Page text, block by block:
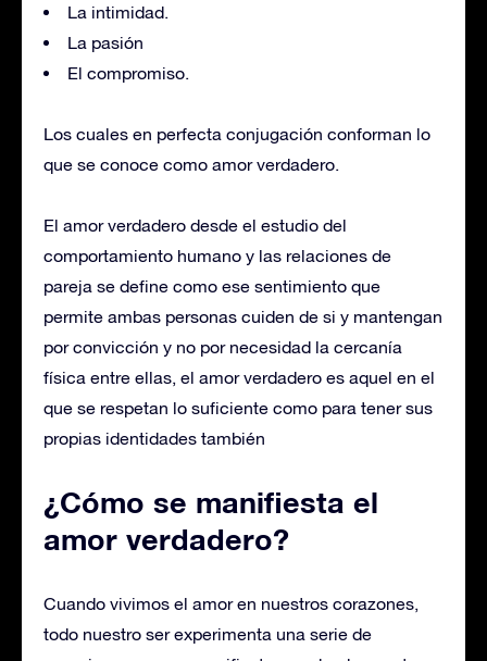
La intimidad.
La pasión
El compromiso.
Los cuales en perfecta conjugación conforman lo
que se conoce como amor verdadero.
El amor verdadero desde el estudio del
comportamiento humano y las relaciones de
pareja se define como ese sentimiento que
permite ambas personas cuiden de si y mantengan
por convicción y no por necesidad la cercanía
física entre ellas, el amor verdadero es aquel en el
que se respetan lo suficiente como para tener sus
propias identidades también
¿Cómo se manifiesta el
amor verdadero?
Cuando vivimos el amor en nuestros corazones,
todo nuestro ser experimenta una serie de